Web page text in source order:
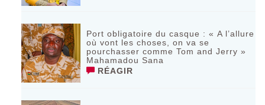
Port obligatoire du casque : « A l’allure
où vont les choses, on va se
pourchasser comme Tom and Jerry »
Mahamadou Sana
RÉAGIR